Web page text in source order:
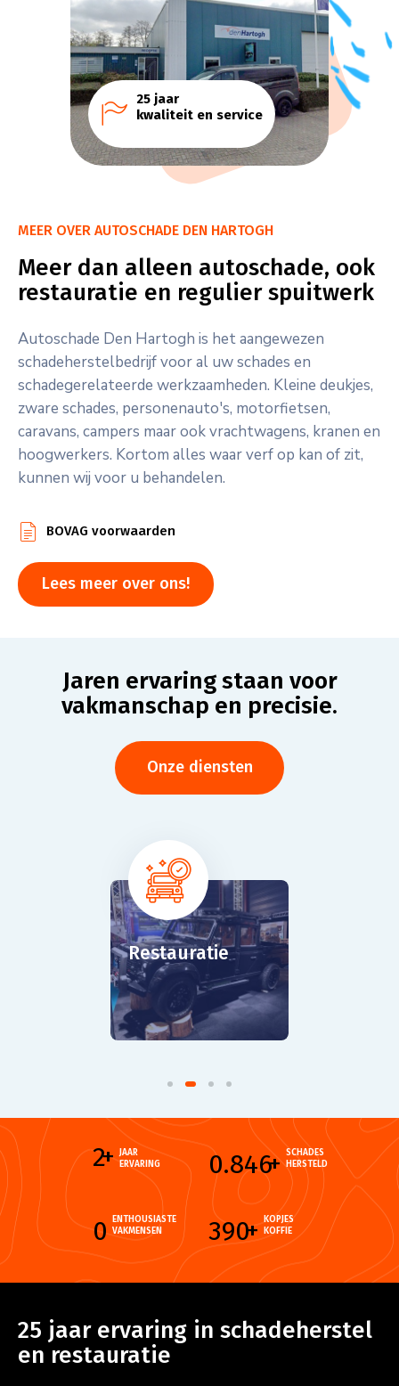
icon
25 jaar
kwaliteit en service
MEER OVER AUTOSCHADE DEN HARTOGH
Meer dan alleen autoschade, ook
restauratie en regulier spuitwerk
Autoschade Den Hartogh is het aangewezen
schadeherstelbedrijf voor al uw schades en
schadegerelateerde werkzaamheden. Kleine deukjes,
zware schades, personenauto's, motorfietsen,
caravans, campers maar ook vrachtwagens, kranen en
hoogwerkers. Kortom alles waar verf op kan of zit,
kunnen wij voor u behandelen.
file
BOVAG voorwaarden
Lees meer over ons!
Jaren ervaring staan voor
vakmanschap en precisie.
Onze diensten
icon
Restauratie
2+ JAAR
ERVARING
0.846+ SCHADES
HERSTELD
0
ENTHOUSIASTE
VAKMENSEN
390+ KOPJES
KOFFIE
25 jaar ervaring in schadeherstel
en restauratie